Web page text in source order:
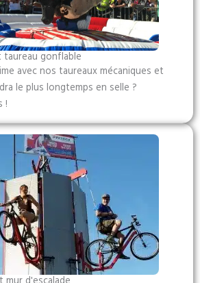
taureau gonflable
avec nos taureaux mécaniques et
le plus longtemps en selle ?
!